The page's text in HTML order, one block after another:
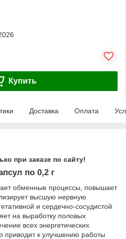
Купить
Доставка Оплата
при заказе по сайту!
по 0,2 г
обменные процессы, повышает
высшую нервную
и сердечно-сосудистой
на выработку половых
всех энергетических
приводит к улучшению работы